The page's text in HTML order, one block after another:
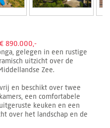
€ 890.000,-
gelegen in een rustige
uitzicht over de
Zee.
en beschikt over twee
een comfortabele
keuken en een
over het landschap en de